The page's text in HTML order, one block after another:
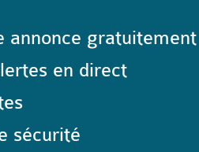
annonce gratuitement
en direct
sécurité